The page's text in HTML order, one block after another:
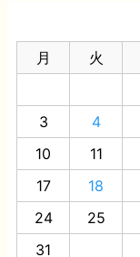
月
火
3
4
10
11
17
18
24
25
31